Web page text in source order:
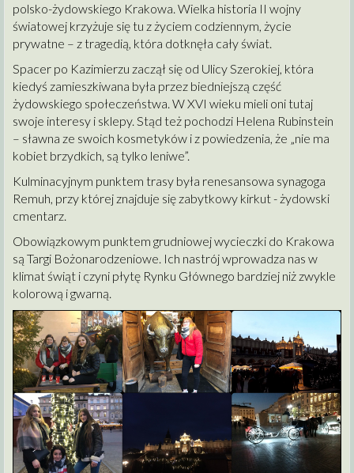
polsko-żydowskiego Krakowa. Wielka historia II wojny
światowej krzyżuje się tu z życiem codziennym, życie
prywatne – z tragedią, która dotknęła cały świat.
Spacer po Kazimierzu zaczął się od Ulicy Szerokiej, która
kiedyś zamieszkiwana była przez biedniejszą część
żydowskiego społeczeństwa. W XVI wieku mieli oni tutaj
swoje interesy i sklepy. Stąd też pochodzi Helena Rubinstein
– sławna ze swoich kosmetyków i z powiedzenia, że „nie ma
kobiet brzydkich, są tylko leniwe”.
Kulminacyjnym punktem trasy była renesansowa synagoga
Remuh, przy której znajduje się zabytkowy kirkut - żydowski
cmentarz.
Obowiązkowym punktem grudniowej wycieczki do Krakowa
są Targi Bożonarodzeniowe. Ich nastrój wprowadza nas w
klimat świąt i czyni płytę Rynku Głównego bardziej niż zwykle
kolorową i gwarną.